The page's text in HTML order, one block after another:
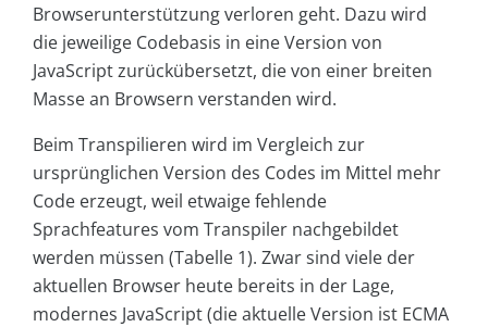
Browserunterstützung verloren geht. Dazu wird
die jeweilige Codebasis in eine Version von
JavaScript zurückübersetzt, die von einer breiten
Masse an Browsern verstanden wird.
Beim Transpilieren wird im Vergleich zur
ursprünglichen Version des Codes im Mittel mehr
Code erzeugt, weil etwaige fehlende
Sprachfeatures vom Transpiler nachgebildet
werden müssen (Tabelle 1). Zwar sind viele der
aktuellen Browser heute bereits in der Lage,
modernes JavaScript (die aktuelle Version ist ECMA